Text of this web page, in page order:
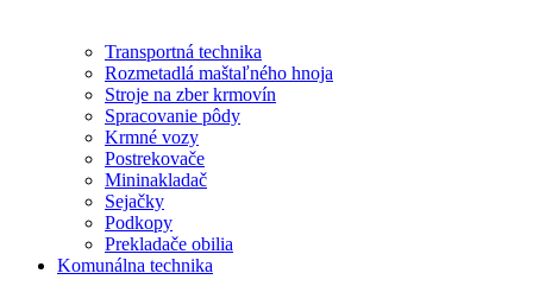
Transportná technika
Rozmetadlá maštaľného hnoja
Stroje na zber krmovín
Spracovanie pôdy
Krmné vozy
Postrekovače
Mininakladač
Sejačky
Podkopy
Prekladače obilia
Komunálna technika